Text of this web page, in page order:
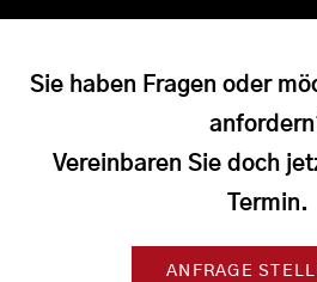
Sie haben Fragen oder
Vereinbaren Sie doch
Termin.
ANFRAGE